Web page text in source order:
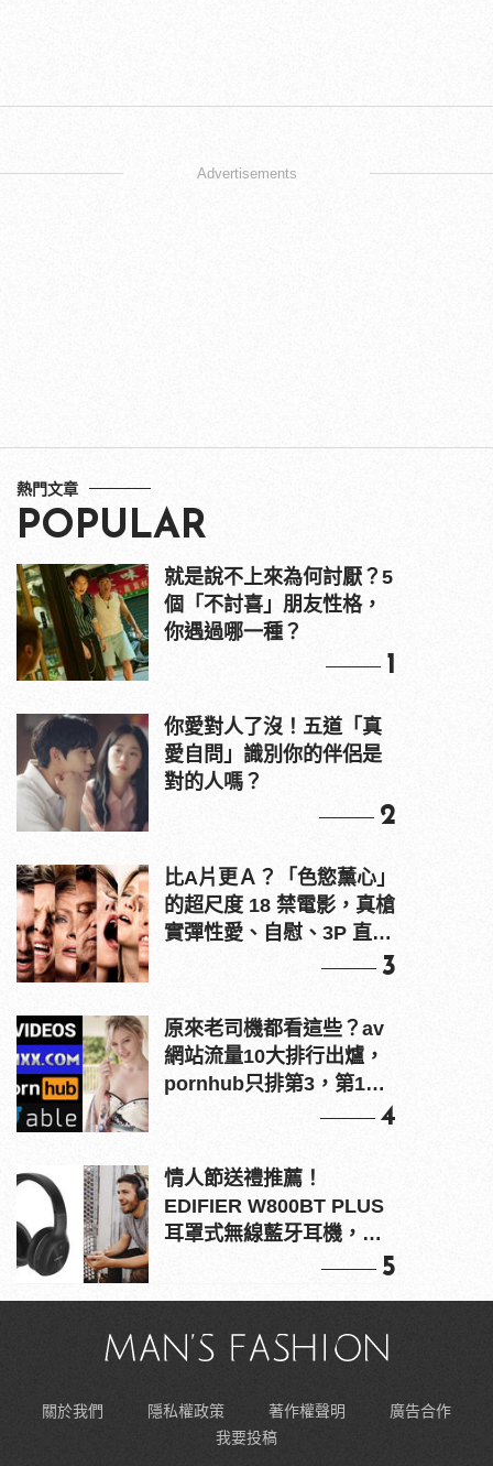
Advertisements
熱門文章
POPULAR
就是說不上來為何討厭？5
個「不討喜」朋友性格，
你遇過哪一種？
1
你愛對人了沒！五道「真
愛自問」識別你的伴侶是
對的人嗎？
2
比A片更Ａ？「色慾薰心」
的超尺度 18 禁電影，真槍
實彈性愛、自慰、3P 直接
3
原來老司機都看這些？av
網站流量10大排行出爐，
pornhub只排第3，第1名
4
情人節送禮推薦！
EDIFIER W800BT PLUS
耳罩式無線藍牙耳機，在
5
關於我們 隱私權政策 著作權聲明
廣告合作
我要投稿